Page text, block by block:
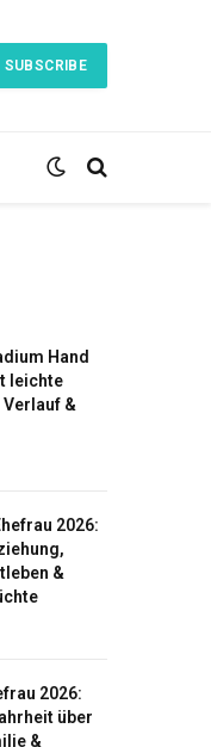
SUBSCRIBE
Hand
leichte
&
2026:
&
2026:
über
&